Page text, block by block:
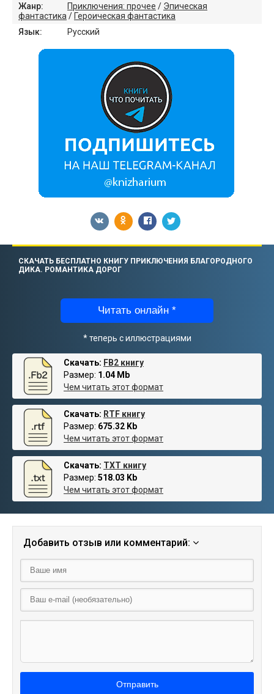
Жанр: Приключения: прочее / Эпическая
фантастика /Героическая фантастика
Язык:
Русский
СКАЧАТЬ БЕСПЛАТНО КНИГУ ПРИКЛЮЧЕНИЯ БЛАГОРОДНОГО
ДИКА. РОМАНТИКА ДОРОГ
Читать онлайн *
* теперь с иллюстрациями
Скачать: FB2 книгу
Размер: 1.04 Mb
Чем читать этот формат
Скачать: RTF книгу
Размер: 675.32 Kb
Чем читать этот формат
Скачать: TXT книгу
Размер: 518.03 Kb
Чем читать этот формат
Добавить отзыв или комментарий:
Отправить